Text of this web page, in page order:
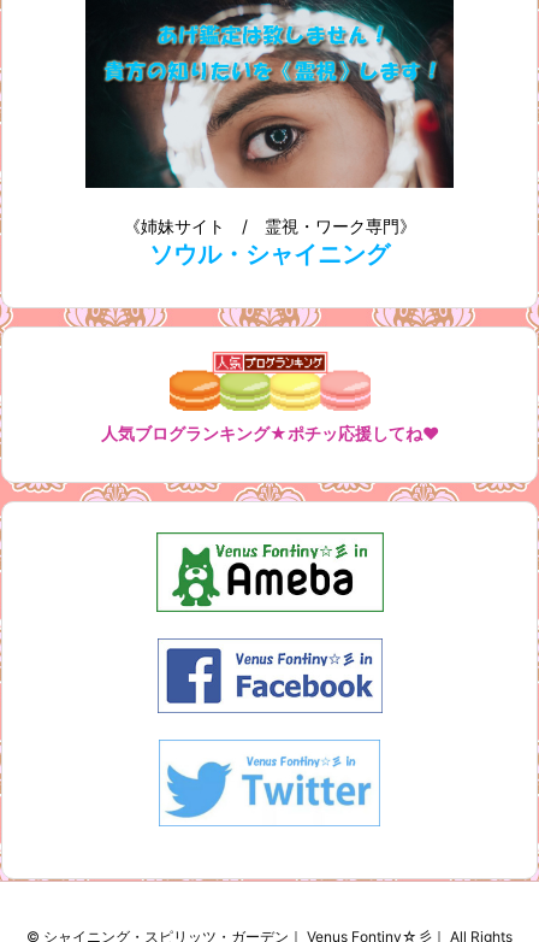
《姉妹サイト / 霊視・ワーク専門》
ソウル・シャイニング
人気ブログランキング★ポチッ応援してね♥
© シャイニング・スピリッツ・ガーデン｜ Venus Fontiny☆彡｜ All Rights